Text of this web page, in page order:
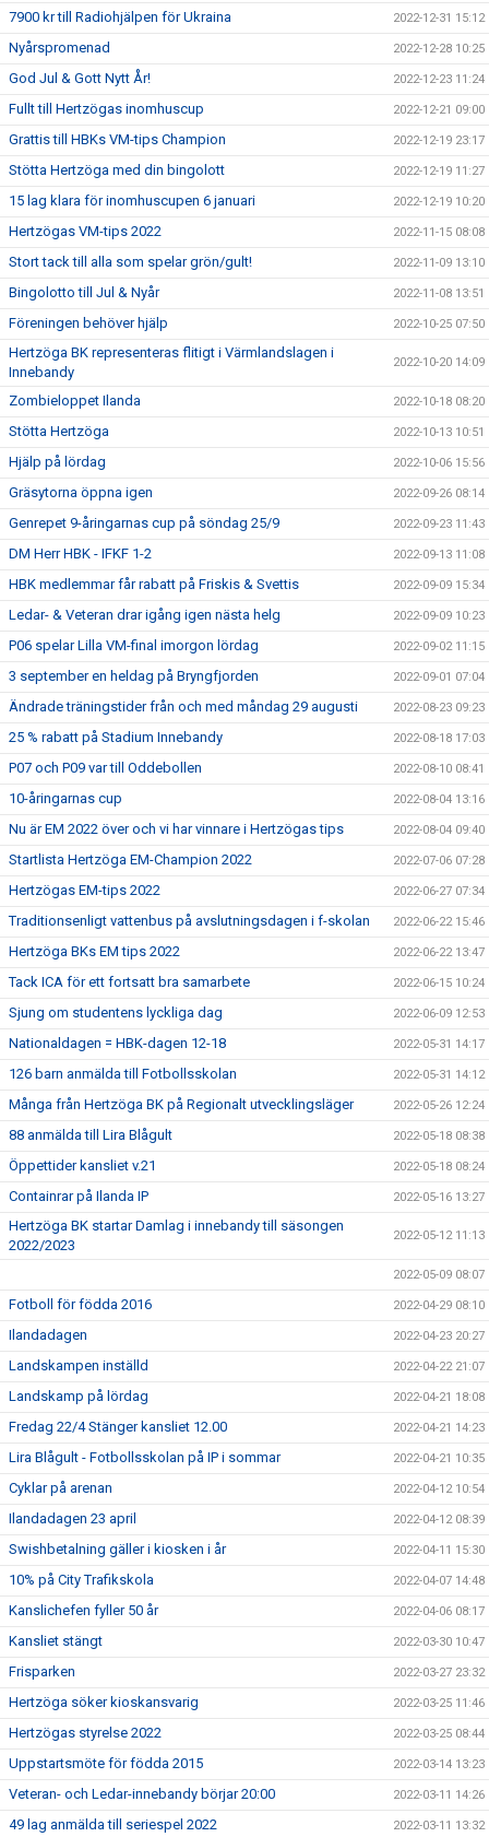
7900 kr till Radiohjälpen för Ukraina 2022-12-31 15:12
Nyårspromenad 2022-12-28 10:25
God Jul & Gott Nytt År! 2022-12-23 11:24
Fullt till Hertzögas inomhuscup 2022-12-21 09:00
Grattis till HBKs VM-tips Champion 2022-12-19 23:17
Stötta Hertzöga med din bingolott 2022-12-19 11:27
15 lag klara för inomhuscupen 6 januari 2022-12-19 10:20
Hertzögas VM-tips 2022 2022-11-15 08:08
Stort tack till alla som spelar grön/gult! 2022-11-09 13:10
Bingolotto till Jul & Nyår 2022-11-08 13:51
Föreningen behöver hjälp 2022-10-25 07:50
Hertzöga BK representeras flitigt i Värmlandslagen i
Innebandy
2022-10-20 14:09
Zombieloppet Ilanda 2022-10-18 08:20
Stötta Hertzöga 2022-10-13 10:51
Hjälp på lördag 2022-10-06 15:56
Gräsytorna öppna igen 2022-09-26 08:14
Genrepet 9-åringarnas cup på söndag 25/9 2022-09-23 11:43
DM Herr HBK - IFKF 1-2 2022-09-13 11:08
HBK medlemmar får rabatt på Friskis & Svettis 2022-09-09 15:34
Ledar- & Veteran drar igång igen nästa helg 2022-09-09 10:23
P06 spelar Lilla VM-final imorgon lördag 2022-09-02 11:15
3 september en heldag på Bryngfjorden 2022-09-01 07:04
Ändrade träningstider från och med måndag 29 augusti 2022-08-23 09:23
25 % rabatt på Stadium Innebandy 2022-08-18 17:03
P07 och P09 var till Oddebollen 2022-08-10 08:41
10-åringarnas cup 2022-08-04 13:16
Nu är EM 2022 över och vi har vinnare i Hertzögas tips 2022-08-04 09:40
Startlista Hertzöga EM-Champion 2022 2022-07-06 07:28
Hertzögas EM-tips 2022 2022-06-27 07:34
Traditionsenligt vattenbus på avslutningsdagen i f-skolan 2022-06-22 15:46
Hertzöga BKs EM tips 2022 2022-06-22 13:47
Tack ICA för ett fortsatt bra samarbete 2022-06-15 10:24
Sjung om studentens lyckliga dag 2022-06-09 12:53
Nationaldagen = HBK-dagen 12-18 2022-05-31 14:17
126 barn anmälda till Fotbollsskolan 2022-05-31 14:12
Många från Hertzöga BK på Regionalt utvecklingsläger 2022-05-26 12:24
88 anmälda till Lira Blågult 2022-05-18 08:38
Öppettider kansliet v.21 2022-05-18 08:24
Containrar på Ilanda IP 2022-05-16 13:27
Hertzöga BK startar Damlag i innebandy till säsongen
2022/2023
2022-05-12 11:13
2022-05-09 08:07
Fotboll för födda 2016 2022-04-29 08:10
Ilandadagen 2022-04-23 20:27
Landskampen inställd 2022-04-22 21:07
Landskamp på lördag 2022-04-21 18:08
Fredag 22/4 Stänger kansliet 12.00 2022-04-21 14:23
Lira Blågult - Fotbollsskolan på IP i sommar 2022-04-21 10:35
Cyklar på arenan 2022-04-12 10:54
Ilandadagen 23 april 2022-04-12 08:39
Swishbetalning gäller i kiosken i år 2022-04-11 15:30
10% på City Trafikskola 2022-04-07 14:48
Kanslichefen fyller 50 år 2022-04-06 08:17
Kansliet stängt 2022-03-30 10:47
Frisparken 2022-03-27 23:32
Hertzöga söker kioskansvarig 2022-03-25 11:46
Hertzögas styrelse 2022 2022-03-25 08:44
Uppstartsmöte för födda 2015 2022-03-14 13:23
Veteran- och Ledar-innebandy börjar 20:00 2022-03-11 14:26
49 lag anmälda till seriespel 2022 2022-03-11 13:32